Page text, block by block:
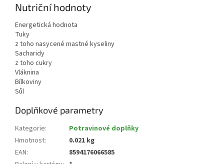
Nutriční hodnoty
Energetická hodnota
Tuky
z toho nasycené mastné kyseliny
Sacharidy
z toho cukry
Vláknina
Bílkoviny
Sůl
Doplňkové parametry
Kategorie:
Potravinové doplňky
Hmotnost:
0.021 kg
EAN:
8594176066585